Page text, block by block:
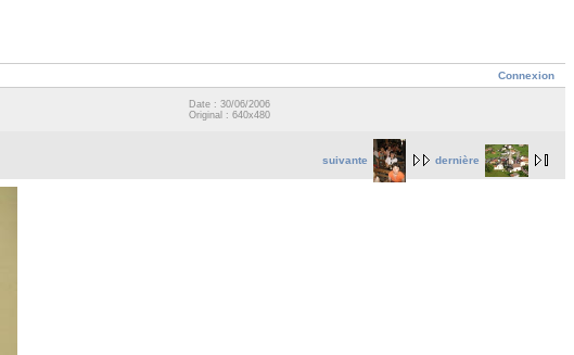
Connexion
Date : 30/06/2006
Original : 640x480
suivante dernière